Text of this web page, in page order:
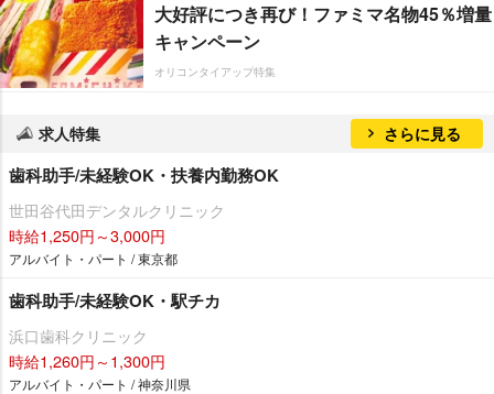
大好評につき再び！ファミマ名物45％増量
キャンペーン
オリコンタイアップ特集
求人特集 さらに見る
歯科助手/未経験OK・扶養内勤務OK
世田谷代田デンタルクリニック
時給1,250円～3,000円
アルバイト・パート / 東京都
歯科助手/未経験OK・駅チカ
浜口歯科クリニック
時給1,260円～1,300円
アルバイト・パート / 神奈川県